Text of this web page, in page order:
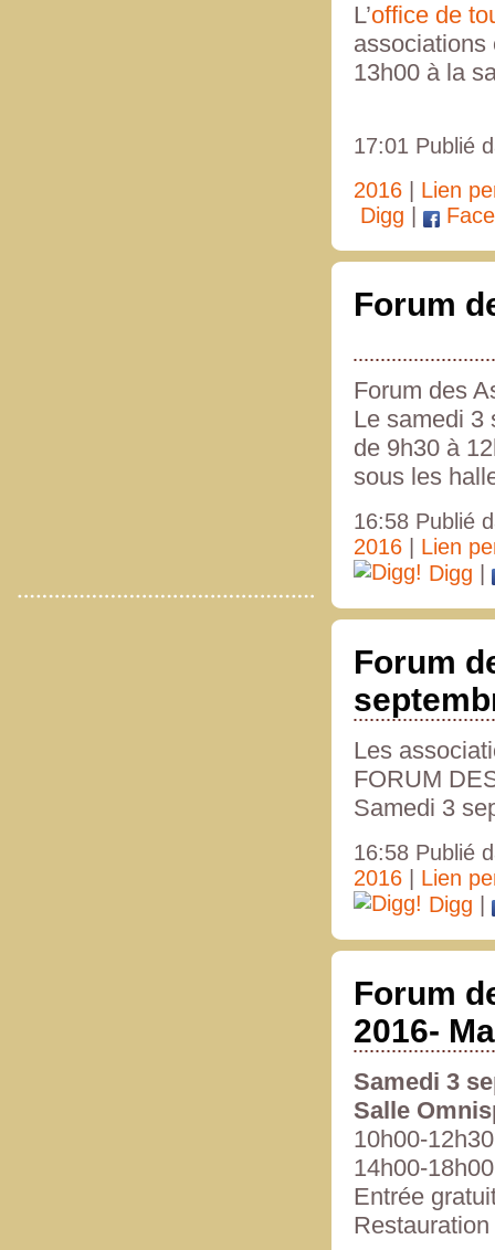
L’office de
associations
13h00 à la
17:01 Publié
2016
Lien
Digg
Forum
Forum des
Le samedi 3
de 9h30 à
sous les
16:58 Publié
2016
Lien
Digg
Forum
Les
FORUM
Samedi 3
16:58 Publié
2016
Lien
Digg
Forum
2016-
Samedi 3
Salle
10h00-12h30
14h00-18h00
Entrée